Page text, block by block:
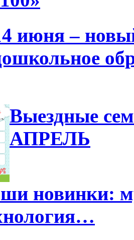
июня –
Выездные
АПРЕЛЬ
новинки: